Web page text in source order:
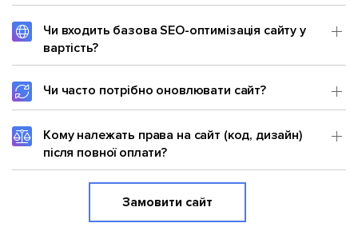
Чи входить базова SEO-оптимізація сайту у
вартість?
Чи часто потрібно оновлювати сайт?
Кому належать права на сайт (код, дизайн)
після повної оплати?
Замовити сайт